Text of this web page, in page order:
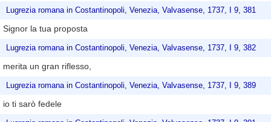
Lugrezia romana in Costantinopoli, Venezia, Valvasense, 1737, I 9, 381
Signor la tua proposta
Lugrezia romana in Costantinopoli, Venezia, Valvasense, 1737, I 9, 382
merita un gran riflesso,
Lugrezia romana in Costantinopoli, Venezia, Valvasense, 1737, I 9, 389
io ti sarò fedele